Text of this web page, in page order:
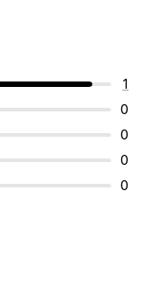
1
0
0
0
0